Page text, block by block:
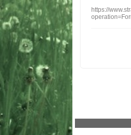
https://